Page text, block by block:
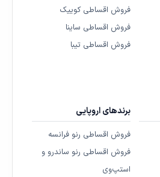
فروش اقساطی کوییک
فروش اقساطی ساینا
فروش اقساطی تیبا
برندهای اروپایی
فروش اقساطی رنو فرانسه
فروش اقساطی رنو ساندرو و
استپ‌وی